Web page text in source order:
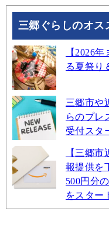
三郷ぐらしのオス
【2026
る夏祭り
三郷市や
らのプレ
受付スタ
【三郷
報提供を
500円分
をスター